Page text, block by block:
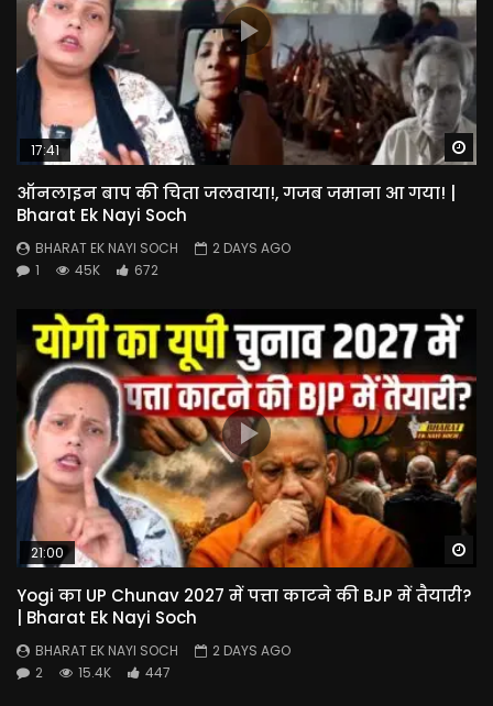
17:41
ऑनलाइन बाप की चिता जलवाया!, गजब जमाना आ गया! |
Bharat Ek Nayi Soch
BHARAT EK NAYI SOCH
2 DAYS AGO
1
45K 672
21:00
Yogi का UP Chunav 2027 में पत्ता काटने की BJP में तैयारी?
| Bharat Ek Nayi Soch
BHARAT EK NAYI SOCH
2 DAYS AGO
2
15.4K 447